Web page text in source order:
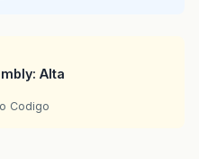
Alta
Codigo